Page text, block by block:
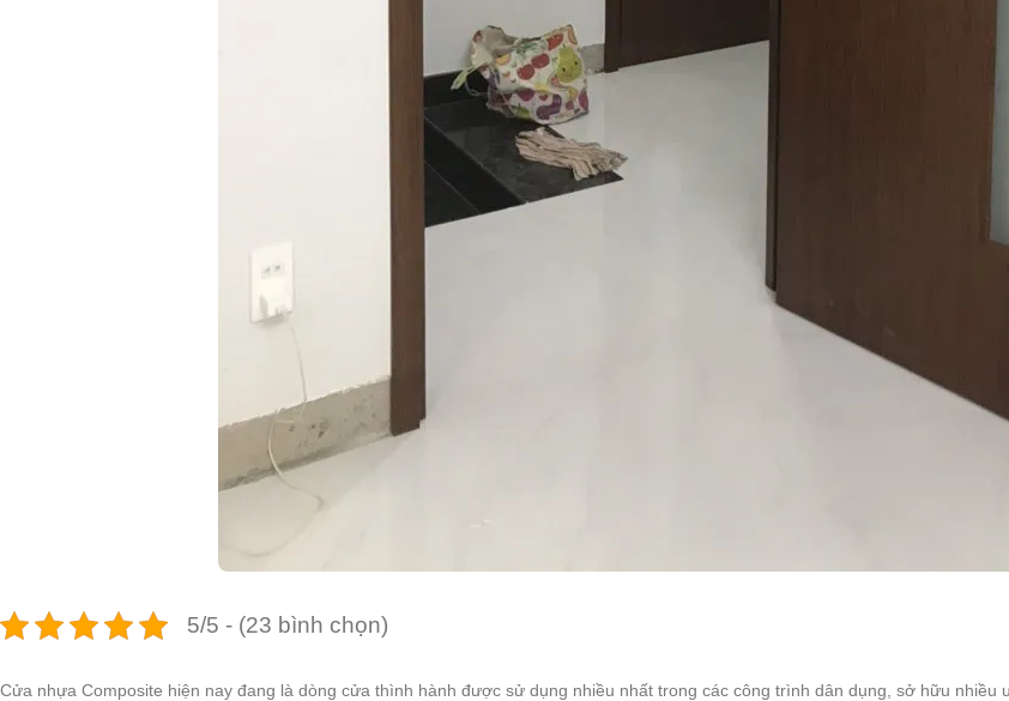
5/5 - (23 bình chọn)
Cửa nhựa Composite hiện nay đang là dòng cửa thình hành được sử dụng nhiều nhất trong các công trình dân dụng, sở hữu